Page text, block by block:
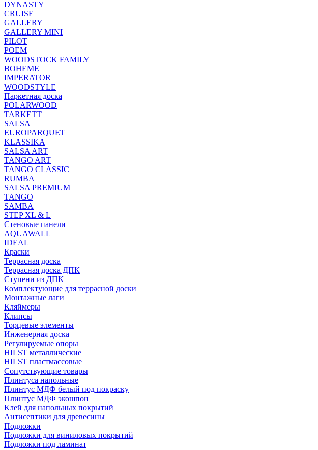
DYNASTY
CRUISE
GALLERY
GALLERY MINI
PILOT
POEM
WOODSTOCK FAMILY
BOHEME
IMPERATOR
WOODSTYLE
Паркетная доска
POLARWOOD
TARKETT
SALSA
EUROPARQUET
KLASSIKA
SALSA ART
TANGO ART
TANGO CLASSIC
RUMBA
SALSA PREMIUM
TANGO
SAMBA
STEP XL & L
Стеновые панели
AQUAWALL
IDEAL
Краски
Террасная доска
Террасная доска ДПК
Ступени из ДПК
Комплектующие для террасной доски
Монтажные лаги
Кляймеры
Клипсы
Торцевые элементы
Инженерная доска
Регулируемые опоры
HILST металлические
HILST пластмассовые
Сопутствующие товары
Плинтуса напольные
Плинтус МДФ белый под покраску
Плинтус МДФ экошпон
Клей для напольных покрытий
Антисептики для древесины
Подложки
Подложки для виниловых покрытий
Подложки под ламинат